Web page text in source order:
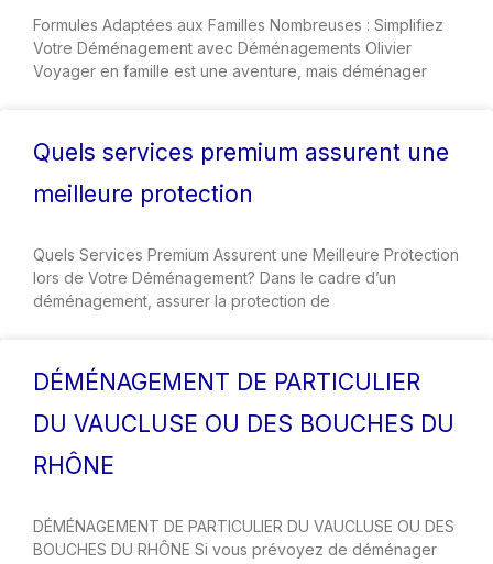
Formules Adaptées aux Familles Nombreuses : Simplifiez
Votre Déménagement avec Déménagements Olivier
Voyager en famille est une aventure, mais déménager
Quels services premium assurent une
meilleure protection
Quels Services Premium Assurent une Meilleure Protection
lors de Votre Déménagement? Dans le cadre d’un
déménagement, assurer la protection de
DÉMÉNAGEMENT DE PARTICULIER
DU VAUCLUSE OU DES BOUCHES DU
RHÔNE
DÉMÉNAGEMENT DE PARTICULIER DU VAUCLUSE OU DES
BOUCHES DU RHÔNE Si vous prévoyez de déménager